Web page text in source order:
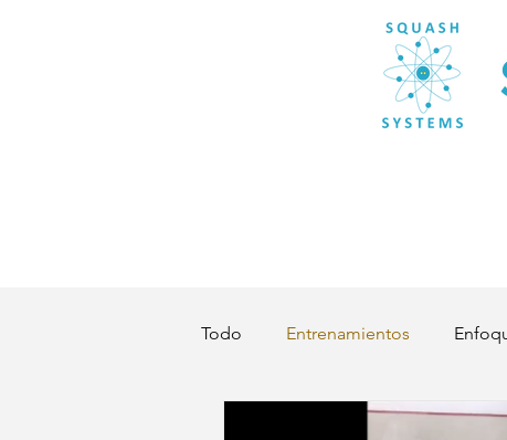
Todo Entrenamientos